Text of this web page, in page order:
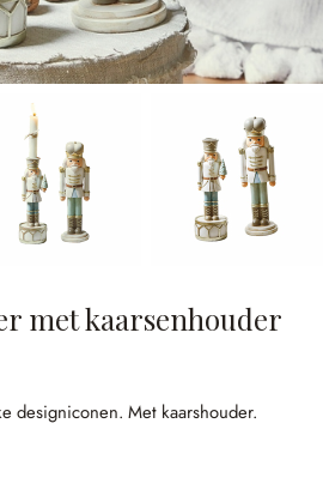
met kaarsenhouder
designiconen. Met kaarshouder.